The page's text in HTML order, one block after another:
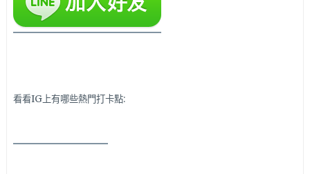
看看IG上有哪些熱門打卡點: